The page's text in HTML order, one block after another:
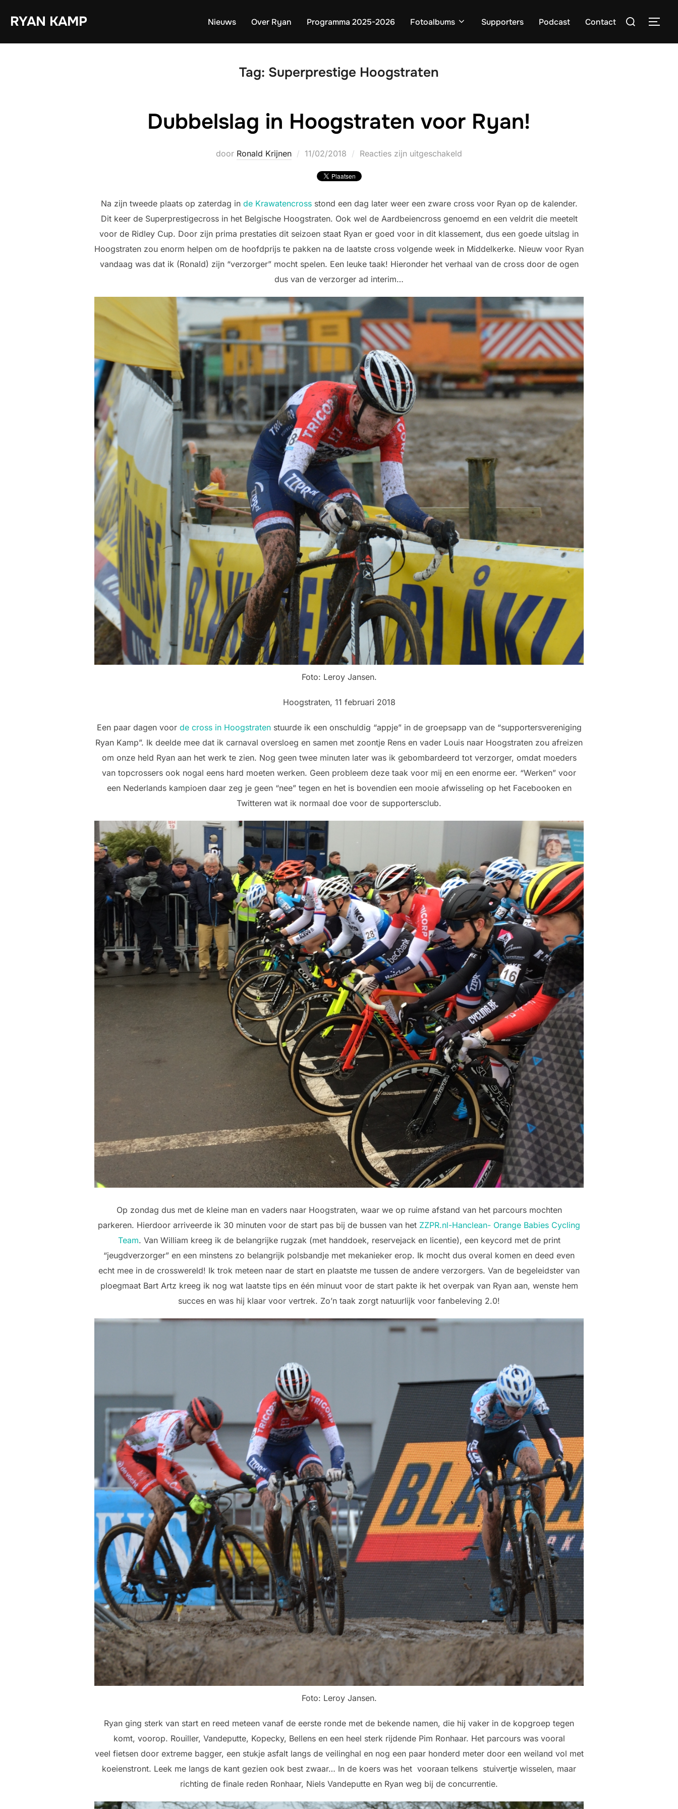
naarRYAN KAMP Nieuws Over Ryan Programma 2025-2026 Fotoalbums Supporters Podcast Contact
Zoek
Tag: Superprestige Hoogstraten
Dubbelslag in Hoogstraten voor Ryan!
door Ronald Krijnen
Geplaatst
11/02/2018 Reacties zijn uitgeschakeld
Na zijn tweede plaats op zaterdag in de Krawatencrossstond een dag later weer een zware cross voor Ryan op de kalender.
Dit keer de Superprestigecross in het Belgische Hoogstraten. Ook wel de Aardbeiencross genoemd en een veldrit die meetelt
voor de Ridley Cup. Door zijn prima prestaties dit seizoen staat Ryan er goed voor in dit klassement, dus een goede uitslag in
Hoogstraten zou enorm helpen om de hoofdprijs te pakken na de laatste cross volgende week in Middelkerke. Nieuw voor Ryan
vandaag was dat ik (Ronald) zijn “verzorger” mocht spelen. Een leuke taak! Hieronder het verhaal van de cross door de ogen
dus van de verzorger ad interim…
Foto: Leroy Jansen.
Hoogstraten, 11 februari 2018
Een paar dagen voor de cross in Hoogstratenstuurde ik een onschuldig “appje” in de groepsapp van de “supportersvereniging
Ryan Kamp”. Ik deelde mee dat ik carnaval oversloeg en samen met zoontje Rens en vader Louis naar Hoogstraten zou afreizen
om onze held Ryan aan het werk te zien. Nog geen twee minuten later was ik gebombardeerd tot verzorger, omdat moeders
van topcrossers ook nogal eens hard moeten werken. Geen probleem deze taak voor mij en een enorme eer. “Werken” voor
een Nederlands kampioen daar zeg je geen “nee” tegen en het is bovendien een mooie afwisseling op het Facebooken en
Twitteren wat ik normaal doe voor de supportersclub.
Op zondag dus met de kleine man en vaders naar Hoogstraten, waar we op ruime afstand van het parcours mochten
parkeren. Hierdoor arriveerde ik 30 minuten voor de start pas bij de bussen van het ZZPR.nl-Hanclean- Orange Babies Cycling
Team. Van William kreeg ik de belangrijke rugzak (met handdoek, reservejack en licentie), een keycord met de print
“jeugdverzorger” en een minstens zo belangrijk polsbandje met mekanieker erop. Ik mocht dus overal komen en deed even
echt mee in de crosswereld! Ik trok meteen naar de start en plaatste me tussen de andere verzorgers. Van de begeleidster van
ploegmaat Bart Artz kreeg ik nog wat laatste tips en één minuut voor de start pakte ik het overpak van Ryan aan, wenste hem
succes en was hij klaar voor vertrek. Zo’n taak zorgt natuurlijk voor fanbeleving 2.0!
Foto: Leroy Jansen.
Ryan ging sterk van start en reed meteen vanaf de eerste ronde met de bekende namen, die hij vaker in de kopgroep tegen
komt, voorop. Rouiller, Vandeputte, Kopecky, Bellens en een heel sterk rijdende Pim Ronhaar. Het parcours was vooral
veel fietsen door extreme bagger, een stukje asfalt langs de veilinghal en nog een paar honderd meter door een weiland vol met
koeienstront. Leek me langs de kant gezien ook best zwaar… In de koers was het vooraan telkens stuivertje wisselen, maar
richting de finale reden Ronhaar, Niels Vandeputte en Ryan weg bij de concurrentie.